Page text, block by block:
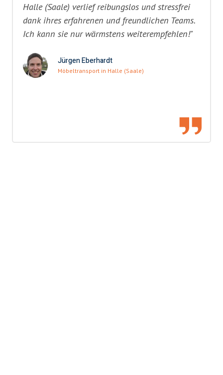
Halle (Saale) verlief reibungslos und stressfrei
dank ihres erfahrenen und freundlichen Teams.
Ich kann sie nur wärmstens weiterempfehlen!"
Jürgen Eberhardt
Möbeltransport in Halle (Saale)